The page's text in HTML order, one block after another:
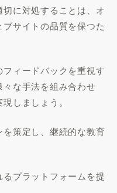
に対処することは、オ
サイトの品質を保つた
ィードバックを重視す
な手法を組み合わせ
しましょう。
策定し、継続的な教育
プラットフォームを提